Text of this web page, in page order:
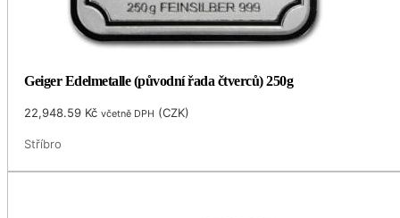
Geiger Edelmetalle (původní řada čtverců) 250g
22,948.59 Kč včetně DPH (CZK)
Stříbro